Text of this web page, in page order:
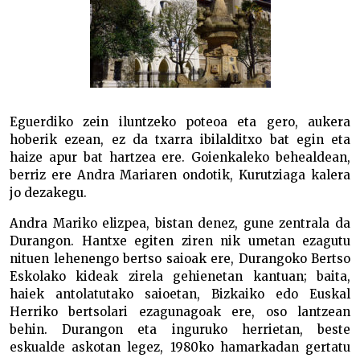
Eguerdiko zein iluntzeko poteoa eta gero, aukera
hoberik ezean, ez da txarra ibilalditxo bat egin eta
haize apur bat hartzea ere. Goienkaleko behealdean,
berriz ere Andra Mariaren ondotik, Kurutziaga kalera
jo dezakegu.
Andra Mariko elizpea, bistan denez, gune zentrala da
Durangon. Hantxe egiten ziren nik umetan ezagutu
nituen lehenengo bertso saioak ere, Durangoko Bertso
Eskolako kideak zirela gehienetan kantuan; baita,
haiek antolatutako saioetan, Bizkaiko edo Euskal
Herriko bertsolari ezagunagoak ere, oso lantzean
behin. Durangon eta inguruko herrietan, beste
eskualde askotan legez, 1980ko hamarkadan gertatu